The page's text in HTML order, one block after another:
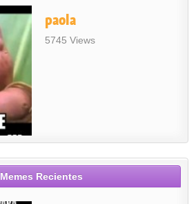
paola
5745 Views
Memes Recientes